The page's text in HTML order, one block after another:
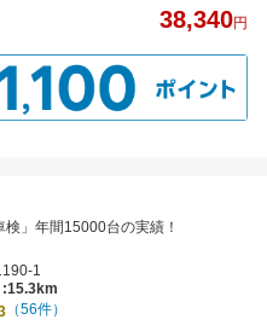
38,340円
」年間15000台の実績！
1
:15.3km
（56件）